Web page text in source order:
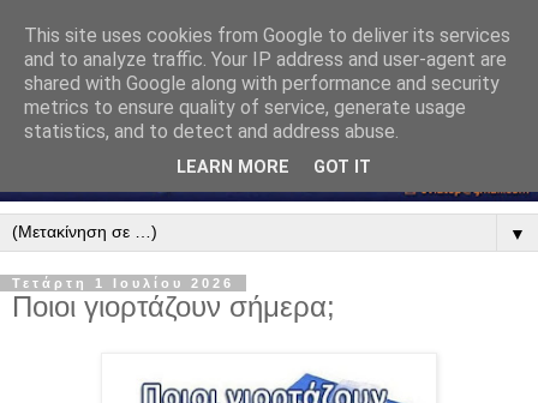
▼
Τετάρτη 1 Ιουλίου 2026
Ποιοι γιορτάζουν σήμερα;
This site uses cookies from Google to deliver its services
and to analyze traffic. Your IP address and user-agent are
shared with Google along with performance and security
metrics to ensure quality of service, generate usage
statistics, and to detect and address abuse.
LEARN MORE GOT IT